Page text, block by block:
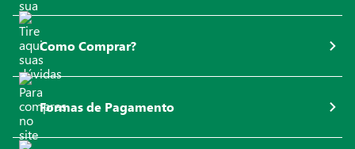
Como Comprar?
Formas de Pagamento